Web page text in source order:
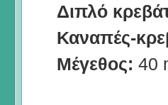
Διπλό
Καναπές-
Μέγεθος: 40